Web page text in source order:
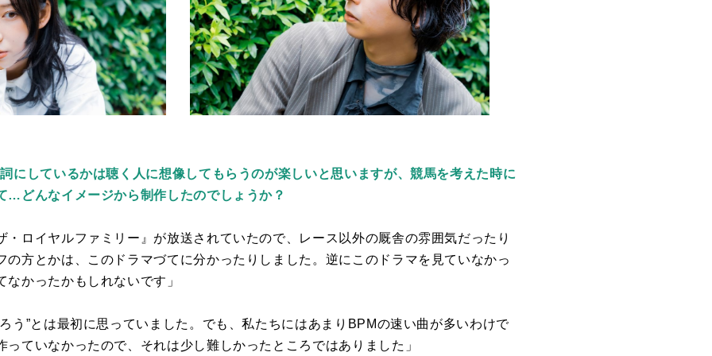
にしているかは聴く人に想像してもらうのが楽しいと思いますが、競馬を考えた時に
…どんなイメージから制作したのでしょうか？
・ロイヤルファミリー』が放送されていたので、レース以外の厩舎の雰囲気だったり
の方とかは、このドラマづてに分かったりしました。逆にこのドラマを見ていなかっ
かったかもしれないです」
う ”とは最初に思っていました。でも、私たちにはあまり BPMの速い曲が多いわけで
っていなかったので、それは少し難しかったところではありました」